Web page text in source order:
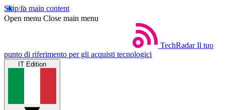
Skip to main content
Open menu Close main menu
TechRadar Il tuo
punto di riferimento per gli acquisti tecnologici
IT Edition